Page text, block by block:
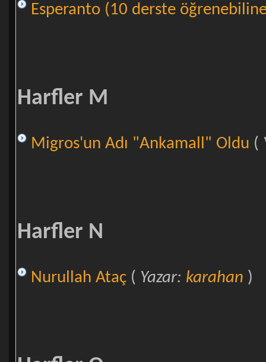
Esperanto (10 derste
Harfler M
Migros'un Adı "Ankamall" Oldu (
Harfler N
Nurullah Ataç( Yazar: karahan )